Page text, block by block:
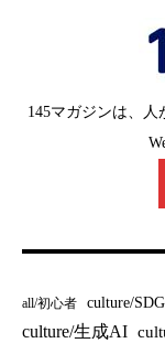
145マガジンは、人
all/初心者 culture/
culture/生成AI